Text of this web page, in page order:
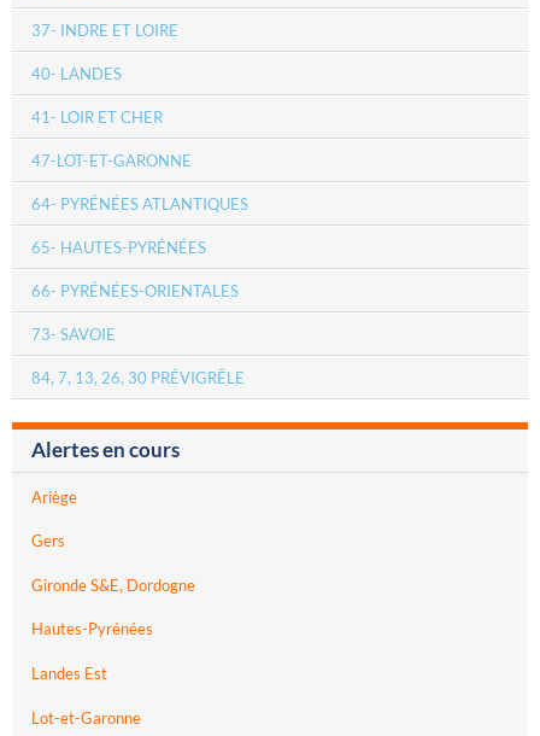
37- INDRE ET LOIRE
40- LANDES
41- LOIR ET CHER
47-LOT-ET-GARONNE
64- PYRÉNÉES ATLANTIQUES
65- HAUTES-PYRÉNÉES
66- PYRÉNÉES-ORIENTALES
73- SAVOIE
84, 7, 13, 26, 30 PRÉVIGRÊLE
Alertes en cours
Ariège
Gers
Gironde S&E, Dordogne
Hautes-Pyrénées
Landes Est
Lot-et-Garonne